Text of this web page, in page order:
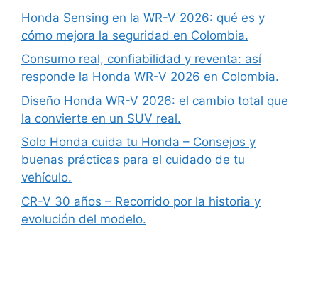
Honda Sensing en la WR-V 2026: qué es y
cómo mejora la seguridad en Colombia.
Consumo real, confiabilidad y reventa: así
responde la Honda WR-V 2026 en Colombia.
Diseño Honda WR-V 2026: el cambio total que
la convierte en un SUV real.
Solo Honda cuida tu Honda – Consejos y
buenas prácticas para el cuidado de tu
vehículo.
CR-V 30 años – Recorrido por la historia y
evolución del modelo.